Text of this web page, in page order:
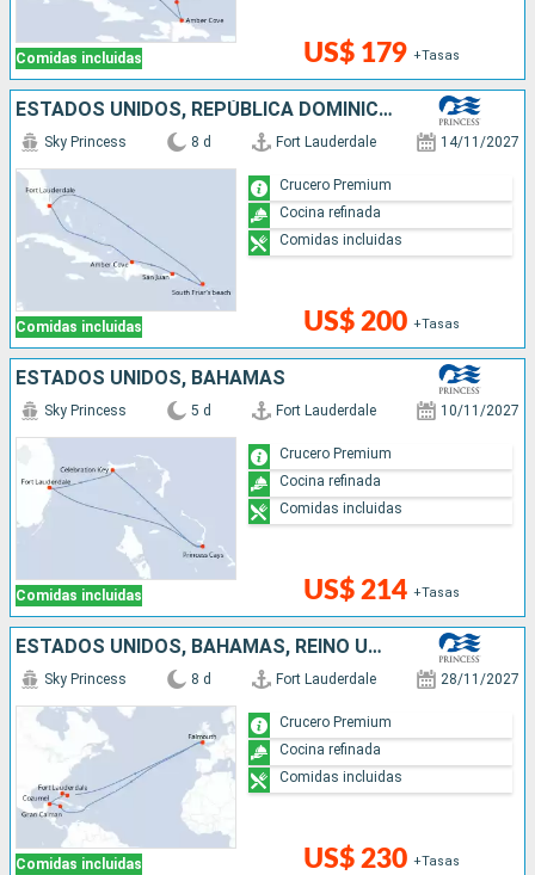
Comidas incluidas US$ 179 +Tasas
ESTADOS UNIDOS, REPÚBLICA DOMINICANA, PUERTO RICO
Comidas incluidas
Sky Princess 8 d Fort Lauderdale 14/11/2027
US$ 200 +Tasas
Crucero Premium
Cocina refinada
Comidas incluidas
ESTADOS UNIDOS, BAHAMAS
Comidas incluidas
Sky Princess 5 d Fort Lauderdale 10/11/2027
US$ 214 +Tasas
Crucero Premium
Cocina refinada
Comidas incluidas
ESTADOS UNIDOS, BAHAMAS, REINO UNIDO, ISLAS CAIMÁN, MÉXICO
Comidas incluidas
Sky Princess 8 d Fort Lauderdale 28/11/2027
US$ 230 +Tasas
Crucero Premium
Cocina refinada
Comidas incluidas